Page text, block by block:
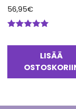
56,95€
LISÄÄ